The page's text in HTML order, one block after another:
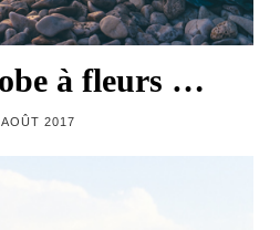
à fleurs …
2017